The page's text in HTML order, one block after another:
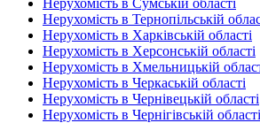
Нерухомість в Тернопільській
Нерухомість в Харківській області
Нерухомість в Херсонській області
Нерухомість в Хмельницькій
Нерухомість в Черкаській області
Нерухомість в Чернівецькій області
Нерухомість в Чернігівській області